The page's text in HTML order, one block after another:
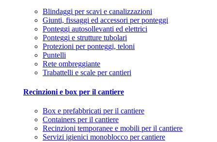
Blindaggi per scavi e canalizzazioni
Giunti, fissaggi ed accessori per ponteggi
Ponteggi autosollevanti ed elettrici
Ponteggi e strutture tubolari
Protezioni per ponteggi, teloni
Puntelli
Rete ombreggiante
Trabattelli e scale per cantieri
Recinzioni e box per il cantiere
Box e prefabbricati per il cantiere
Containers per il cantiere
Recinzioni temporanee e mobili per il cantiere
Servizi igienici monoblocco per cantiere